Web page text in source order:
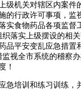
级机关对辖区内案件
的行政许可事项，监
实食物药品各项监督
落实上级摆设的相
品平安变乱应急措置
视全市系统的稽察
！
培训和练习训练，